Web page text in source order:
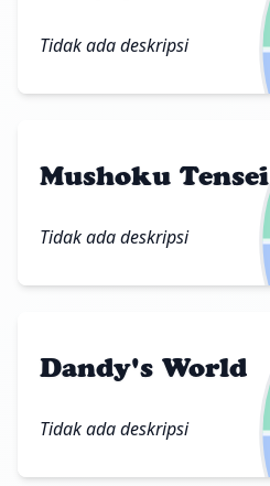
Tidak ada deskripsi
Mushoku Tensei
Tidak ada deskripsi
Dandy's World
Tidak ada deskripsi